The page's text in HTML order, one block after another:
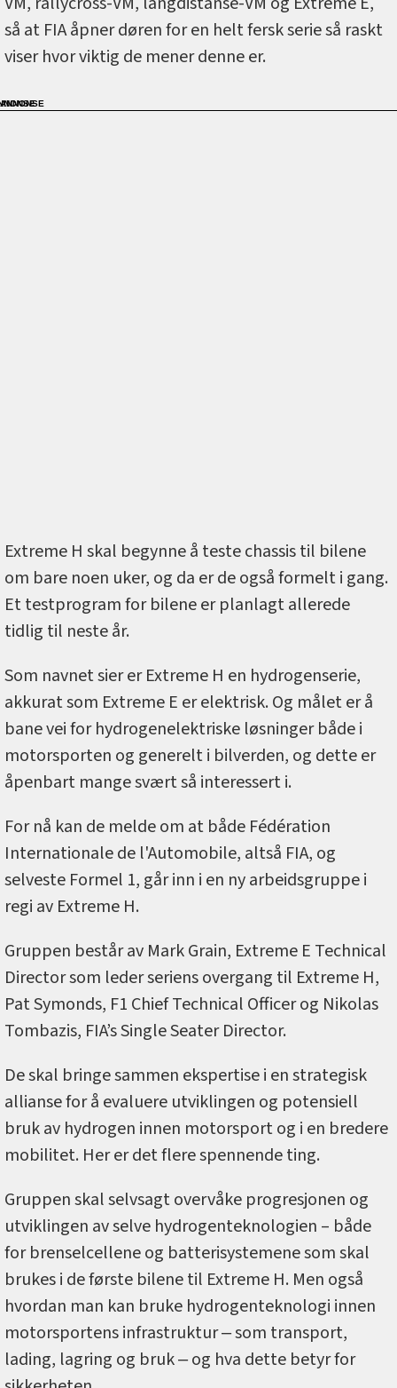
så at FIA åpner døren for en helt fersk serie så raskt
viser hvor viktig de mener denne er.
Extreme H skal begynne å teste chassis til bilene
om bare noen uker, og da er de også formelt i gang.
Et testprogram for bilene er planlagt allerede
tidlig til neste år.
Som navnet sier er Extreme H en hydrogenserie,
akkurat som Extreme E er elektrisk. Og målet er å
bane vei for hydrogenelektriske løsninger både i
motorsporten og generelt i bilverden, og dette er
åpenbart mange svært så interessert i.
For nå kan de melde om at både Fédération
Internationale de l'Automobile, altså FIA, og
selveste Formel 1, går inn i en ny arbeidsgruppe i
regi av Extreme H.
Gruppen består av Mark Grain, Extreme E Technical
Director som leder seriens overgang til Extreme H,
Pat Symonds, F1 Chief Technical Officer og Nikolas
Tombazis, FIA’s Single Seater Director.
De skal bringe sammen ekspertise i en strategisk
allianse for å evaluere utviklingen og potensiell
bruk av hydrogen innen motorsport og i en bredere
mobilitet. Her er det flere spennende ting.
Gruppen skal selvsagt overvåke progresjonen og
utviklingen av selve hydrogenteknologien – både
for brenselcellene og batterisystemene som skal
brukes i de første bilene til Extreme H. Men også
hvordan man kan bruke hydrogenteknologi innen
motorsportens infrastruktur ‒ som transport,
lading, lagring og bruk ‒ og hva dette betyr for